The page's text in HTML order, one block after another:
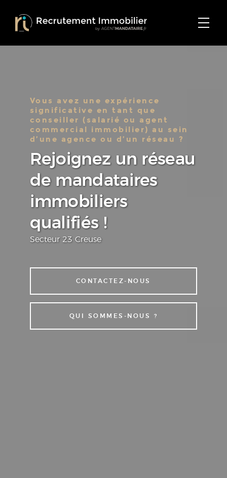
Vous avez une expérience
significative en tant que
conseiller (salarié ou agent
commercial immobilier) au sein
d’une agence ou d’un réseau ?
Rejoignez un réseau
de mandataires
immobiliers
qualifiés !
Secteur 23 Creuse
CONTACTEZ-NOUS
QUI SOMMES-NOUS ?